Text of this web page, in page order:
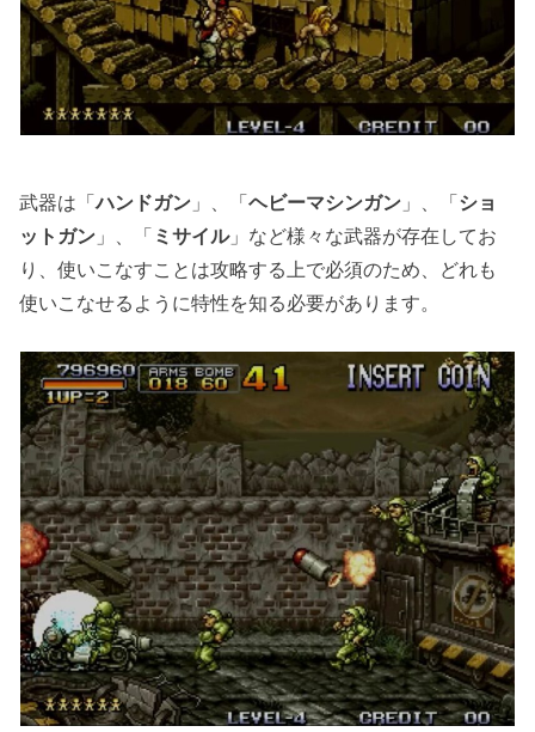
武器は「ハンドガン 」、「ヘビーマシンガン 」、「ショ
ットガン 」、「 ミサイル」など様々な武器が存在してお
り、使いこなすことは攻略する上で必須のため、どれも
使いこなせるように特性を知る必要があります。